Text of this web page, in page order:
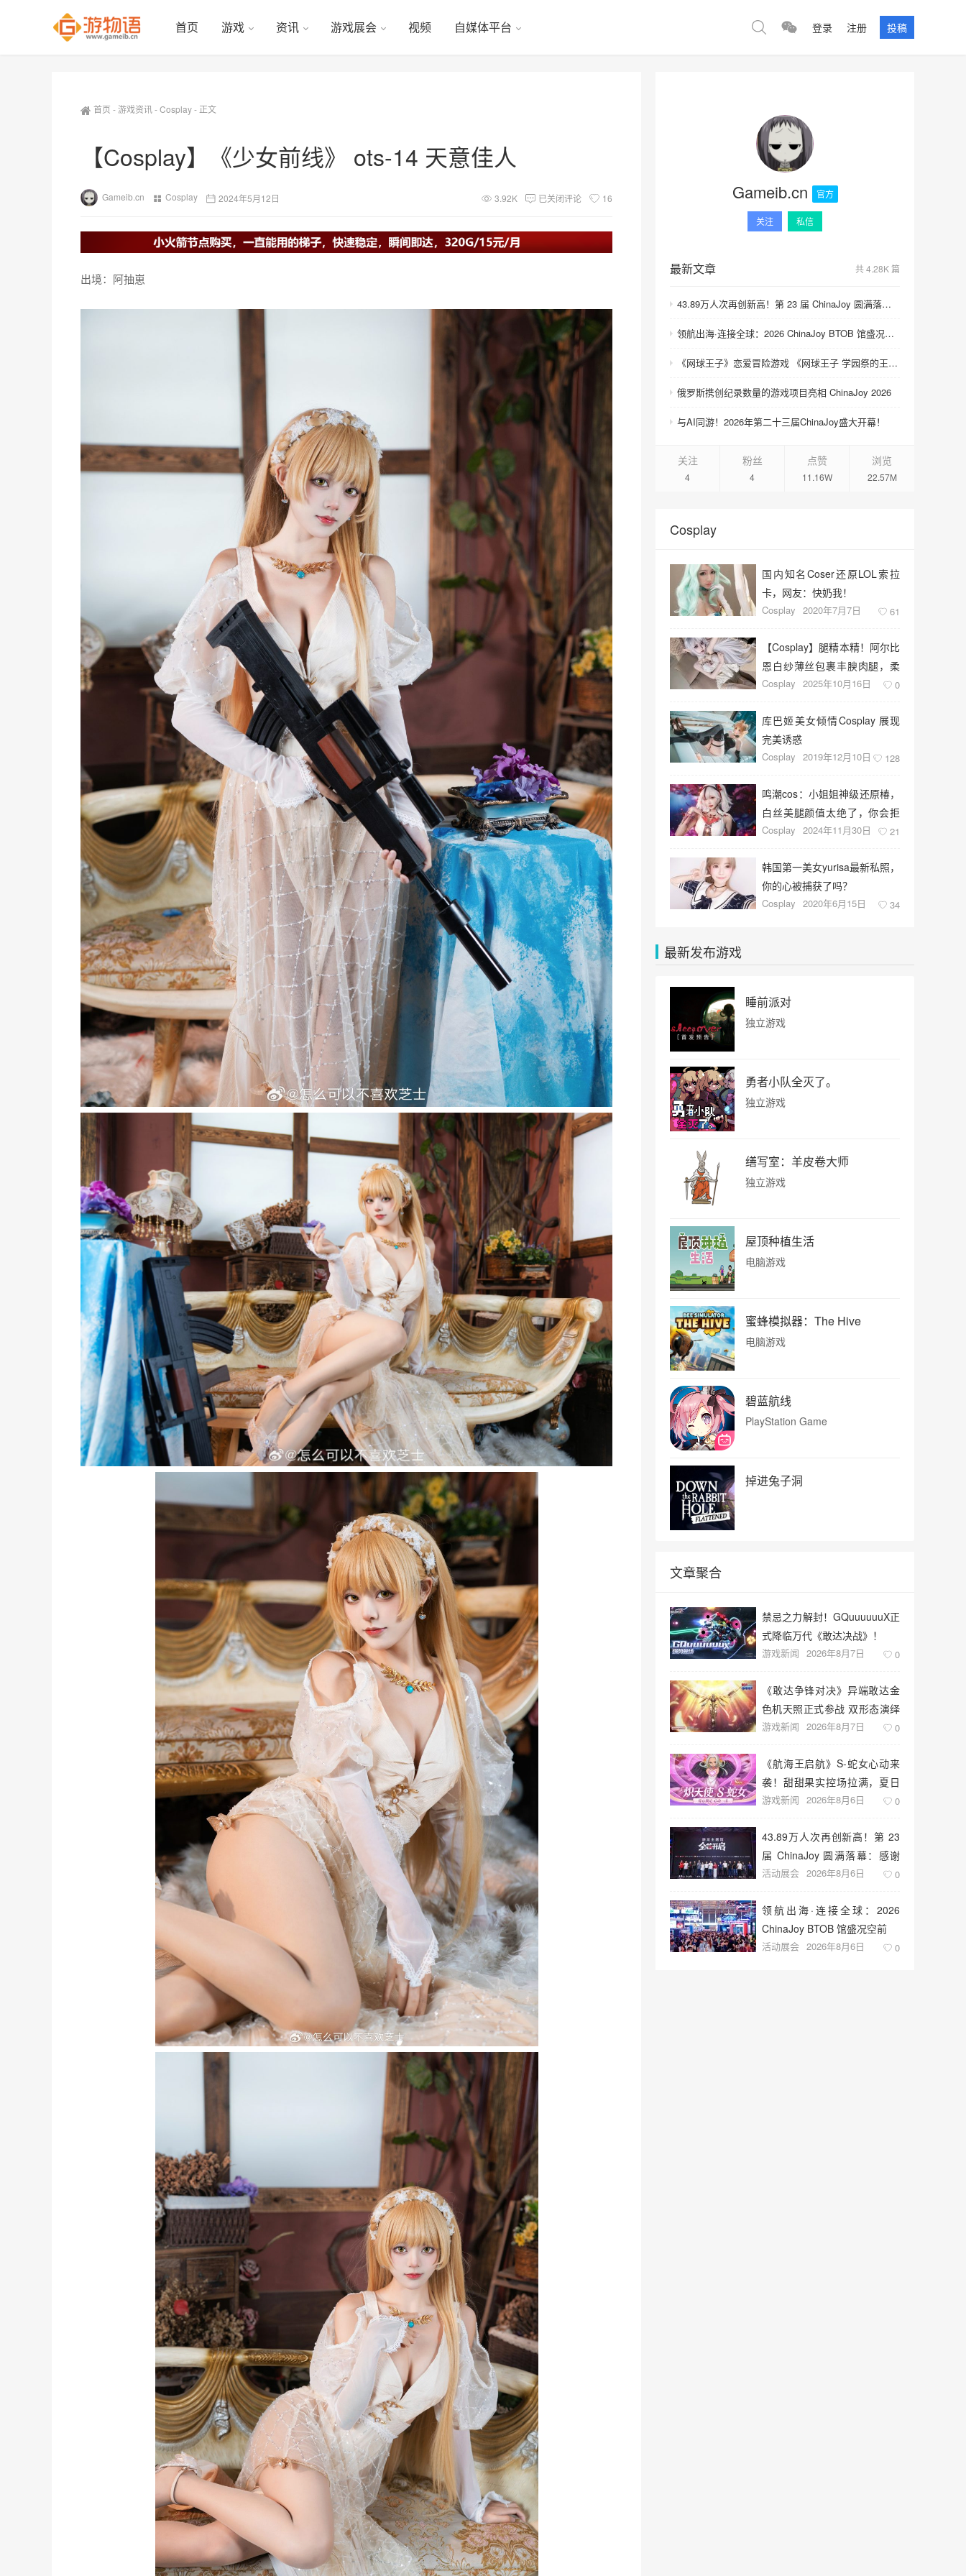
首页 游戏 资讯 游戏展会 视频 自媒体平台 登录 注册 投稿
首页 -游戏资讯-Cosplay- 正文
​【Cosplay】《少女前线》 ots-14 天意佳人
Gameib.cn Cosplay 2024年5月12日 3.92K 已关闭评论 16
出境：阿抽崽
Gameib.cn 官方
关注 私信
最新文章 共 4.28K 篇
43.89万人次再创新高！第 23 届 ChinaJoy 圆满落幕：感谢有你，共赴这场“与 AI 同游”的盛夏之约
领航出海·连接全球：2026 ChinaJoy BTOB 馆盛况空前
《网球王子》恋爱冒险游戏 《网球王子 学园祭的王子们 ♡-40 and more…》与《网球王子 心跳求生 Tie break ♡game》发售
俄罗斯携创纪录数量的游戏项目亮相 ChinaJoy 2026
与AI同游！2026年第二十三届ChinaJoy盛大开幕！
关注
4
粉丝
4
点赞
11.16W
浏览
22.57M
Cosplay
国内知名Coser还原LOL索拉
卡，网友：快奶我！
Cosplay 2020年7月7日 61
【Cosplay】腿精本精！阿尔比
恩白纱薄丝包裹丰腴肉腿，柔
软Q弹如奶油蛋糕！
Cosplay 2025年10月16日 0
库巴姬美女倾情Cosplay 展现
完美诱惑
Cosplay 2019年12月10日 128
鸣潮cos：小姐姐神级还原椿，
白丝美腿颜值太绝了，你会拒
绝她的邀请吗？
Cosplay 2024年11月30日 21
韩国第一美女yurisa最新私照，
你的心被捕获了吗？
Cosplay 2020年6月15日 34
最新发布游戏
睡前派对
独立游戏
勇者小队全灭了。
独立游戏
缮写室：羊皮卷大师
独立游戏
屋顶种植生活
电脑游戏
蜜蜂模拟器：The Hive
电脑游戏
碧蓝航线
PlayStation Game
掉进兔子洞
文章聚合
禁忌之力解封！GQuuuuuuX正
式降临万代《敢达决战》！
游戏新闻 2026年8月7日 0
《敢达争锋对决》异端敢达金
色机天照正式参战 双形态演绎
空中战技
游戏新闻 2026年8月7日 0
《航海王启航》S-蛇女心动来
袭！甜甜果实控场拉满，夏日
盛宴开启
游戏新闻 2026年8月6日 0
43.89万人次再创新高！第 23
届 ChinaJoy 圆满落幕：感谢
有你，共赴这场“与 AI 同游”的
活动展会 2026年8月6日 0
领航出海·连接全球：2026
ChinaJoy BTOB 馆盛况空前
活动展会 2026年8月6日 0